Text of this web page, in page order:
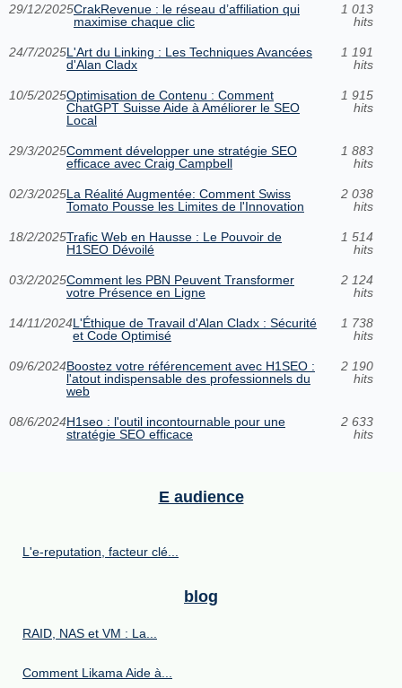
29/12/2025CrakRevenue : le réseau d’affiliation qui
maximise chaque clic
1 013
hits
24/7/2025L'Art du Linking : Les Techniques Avancées
d'Alan Cladx
1 191
hits
10/5/2025Optimisation de Contenu : Comment
ChatGPT Suisse Aide à Améliorer le SEO
Local
1 915
hits
29/3/2025Comment développer une stratégie SEO
efficace avec Craig Campbell
1 883
hits
02/3/2025La Réalité Augmentée: Comment Swiss
Tomato Pousse les Limites de l'Innovation
2 038
hits
18/2/2025Trafic Web en Hausse : Le Pouvoir de
H1SEO Dévoilé
1 514
hits
03/2/2025Comment les PBN Peuvent Transformer
votre Présence en Ligne
2 124
hits
14/11/2024L'Éthique de Travail d'Alan Cladx : Sécurité
et Code Optimisé
1 738
hits
09/6/2024Boostez votre référencement avec H1SEO :
l'atout indispensable des professionnels du
web
2 190
hits
08/6/2024H1seo : l'outil incontournable pour une
stratégie SEO efficace
2 633
hits
E audience
L'e-reputation, facteur clé...
blog
RAID, NAS et VM : La...
Comment Likama Aide à...